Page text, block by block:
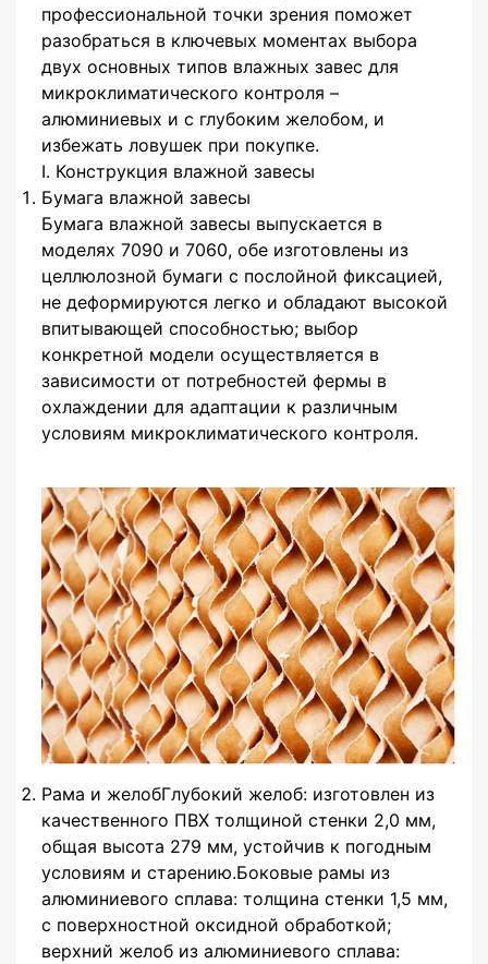
профессиональной точки зрения поможет
разобраться в ключевых моментах выбора
двух основных типов влажных завес для
микроклиматического контроля –
алюминиевых и с глубоким желобом, и
избежать ловушек при покупке.
I. Конструкция влажной завесы
Бумага влажной завесы
Бумага влажной завесы выпускается в
моделях 7090 и 7060, обе изготовлены из
целлюлозной бумаги с послойной фиксацией,
не деформируются легко и обладают высокой
впитывающей способностью; выбор
конкретной модели осуществляется в
зависимости от потребностей фермы в
охлаждении для адаптации к различным
условиям микроклиматического контроля.
Рама и желобГлубокий желоб: изготовлен из
качественного ПВХ толщиной стенки 2,0 мм,
общая высота 279 мм, устойчив к погодным
условиям и старению.Боковые рамы из
алюминиевого сплава: толщина стенки 1,5 мм,
с поверхностной оксидной обработкой;
верхний желоб из алюминиевого сплава: